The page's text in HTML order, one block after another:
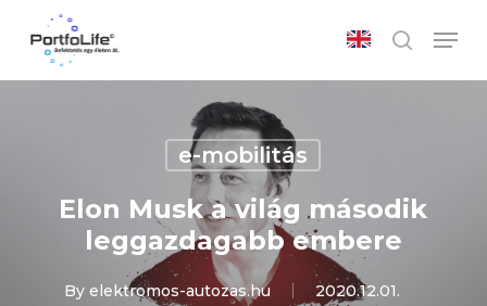
search
e-mobilitás
Elon Musk a világ második
leggazdagabb embere
By elektromos-autozas.hu 2020.12.01.